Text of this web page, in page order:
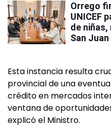
Orrego
UNICEF
de
San Juan
Esta instancia resulta
provincial de una
crédito en mercados
ventana de
explicó el Ministro.